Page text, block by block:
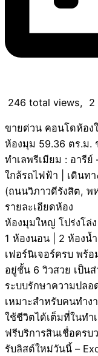
246 total views, 2
ขายด่วน คอนโดห้อง
ห้องมุม 59.36 ตร.ม.
ทำเลพรีเมียม : อารี
ใกล้รถไฟฟ้า | เดินท
(ถนนวิภาวดีรังสิต, พ
รายละเอียดห้อง
ห้องมุมใหญ่ โปร่งโล่
1 ห้องนอน | 2 ห้องน้
เฟอร์นิเจอร์ครบ พร้อ
อยู่ชั้น 6 วิวสวย เป็น
ระบบรักษาความปล
เหมาะสำหรับคนทำง
ใช้ชีวิตได้เต็มที่ในทำ
ฟรีบริการสินเชื่อคร
รับลิสต์ใหม่วันนี้ –